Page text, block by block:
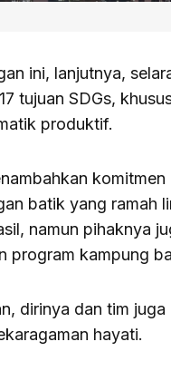
ini, lanjutnya,
tujuan SDGs,
produktif.
batik yang ramah
namun pihaknya
program kampung
dirinya dan tim
hayati.